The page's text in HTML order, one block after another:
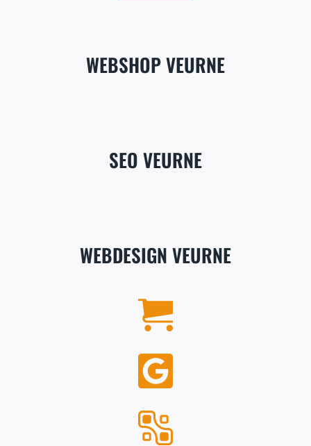
WEBSHOP VEURNE
SEO VEURNE
WEBDESIGN VEURNE